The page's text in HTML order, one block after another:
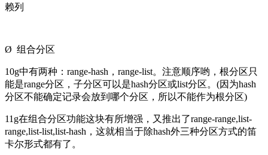
赖列
Ø 组合分区
10g中有两种：range-hash，range-list。注意顺序哟，根分区只
能是range分区，子分区可以是hash分区或list分区。(因为hash
分区不能确定记录会放到哪个分区，所以不能作为根分区)
11g在组合分区功能这块有所增强，又推出了range-range,list-
range,list-list,list-hash，这就相当于除hash外三种分区方式的笛
卡尔形式都有了。